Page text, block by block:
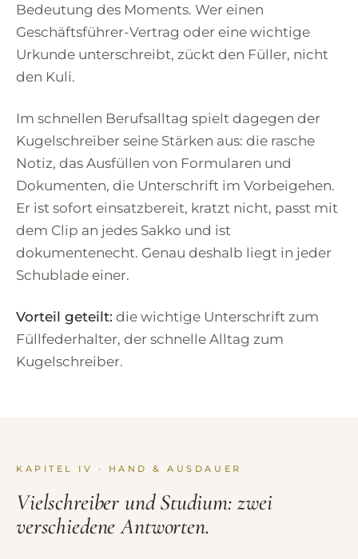
Bedeutung des Moments. Wer einen
Geschäftsführer-Vertrag oder eine wichtige
Urkunde unterschreibt, zückt den Füller, nicht
den Kuli.
Im schnellen Berufsalltag spielt dagegen der
Kugelschreiber seine Stärken aus: die rasche
Notiz, das Ausfüllen von Formularen und
Dokumenten, die Unterschrift im Vorbeigehen.
Er ist sofort einsatzbereit, kratzt nicht, passt mit
dem Clip an jedes Sakko und ist
dokumentenecht. Genau deshalb liegt in jeder
Schublade einer.
Vorteil geteilt: die wichtige Unterschrift zum
Füllfederhalter, der schnelle Alltag zum
Kugelschreiber.
KAPITEL IV · HAND & AUSDAUER
Vielschreiber und Studium: zwei
verschiedene Antworten.